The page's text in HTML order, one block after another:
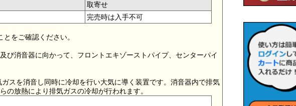
取寄せ
完売時は入手不可
をご確認ください。
び消音器に向かって、フロントエキゾーストパイプ、センターパイ
スを消音し同時に冷却を行い大気に導く装置です。消音器内で排気
の放熱により排気ガスの冷却が行われます。